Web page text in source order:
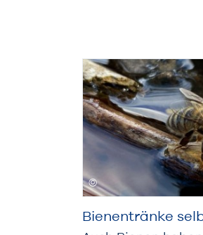
Bienentränke